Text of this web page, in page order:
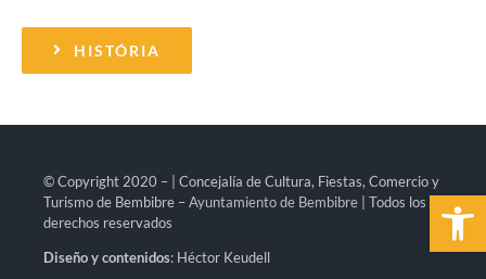
HISTÓRIA
© Copyright 2020 – | Concejalía de Cultura, Fiestas, Comercio y
Turismo de Bembibre –Ayuntamiento de Bembibre| Todos los
derechos reservados
Diseño y contenidos: Héctor Keudell